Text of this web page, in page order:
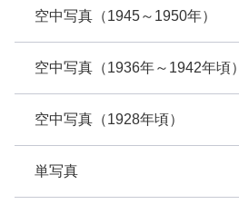
空中写真（1945～1950年）
空中写真（1936年～1942年頃）
空中写真（1928年頃）
単写真